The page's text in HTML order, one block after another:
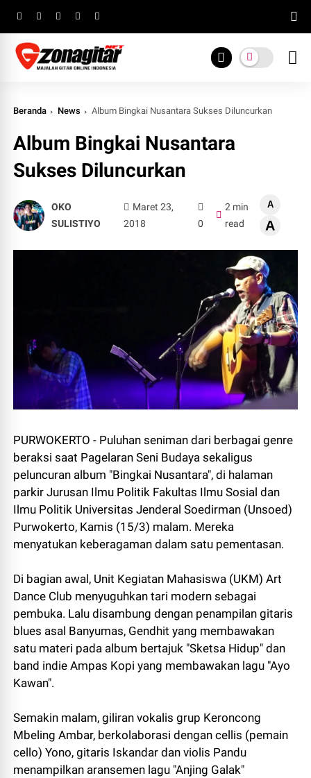
Beranda News Album Bingkai Nusantara Sukses Diluncurkan
Album Bingkai Nusantara
Sukses Diluncurkan
OKO
SULISTIYO
Maret 23,
2018
0
2 min
read
A
A
PURWOKERTO - Puluhan seniman dari berbagai genre
beraksi saat Pagelaran Seni Budaya sekaligus
peluncuran album "Bingkai Nusantara", di halaman
parkir Jurusan Ilmu Politik Fakultas Ilmu Sosial dan
Ilmu Politik Universitas Jenderal Soedirman (Unsoed)
Purwokerto, Kamis (15/3) malam. Mereka
menyatukan keberagaman dalam satu pementasan.
Di bagian awal, Unit Kegiatan Mahasiswa (UKM) Art
Dance Club menyuguhkan tari modern sebagai
pembuka. Lalu disambung dengan penampilan gitaris
blues asal Banyumas, Gendhit yang membawakan
satu materi pada album bertajuk "Sketsa Hidup" dan
band indie Ampas Kopi yang membawakan lagu "Ayo
Kawan".
Semakin malam, giliran vokalis grup Keroncong
Mbeling Ambar, berkolaborasi dengan cellis (pemain
cello) Yono, gitaris Iskandar dan violis Pandu
menampilkan aransemen lagu "Anjing Galak"